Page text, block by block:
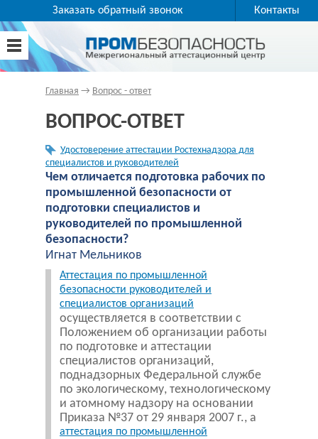
Заказать обратный звонок Контакты
Главная → Вопрос - ответ
ВОПРОС-ОТВЕТ
Удостоверение аттестации Ростехнадзора для
специалистов и руководителей
Чем отличается подготовка рабочих по
промышленной безопасности от
подготовки специалистов и
руководителей по промышленной
безопасности?
Игнат Мельников
Аттестация по промышленной
безопасности руководителей и
специалистов организаций
осуществляется в соответствии с
Положением об организации работы
по подготовке и аттестации
специалистов организаций,
поднадзорных Федеральной службе
по экологическому, технологическому
и атомному надзору на основании
Приказа №37 от 29 января 2007 г., а
аттестация по промышленной